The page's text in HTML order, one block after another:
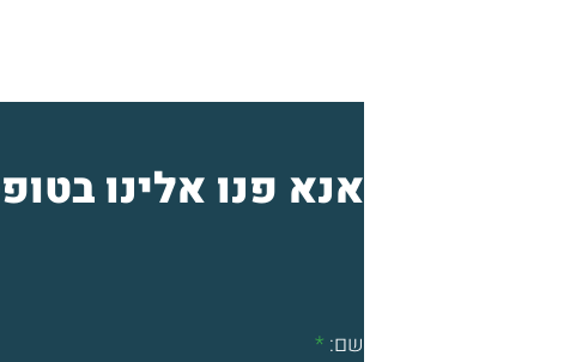
אנא פנו אלינו
שם: